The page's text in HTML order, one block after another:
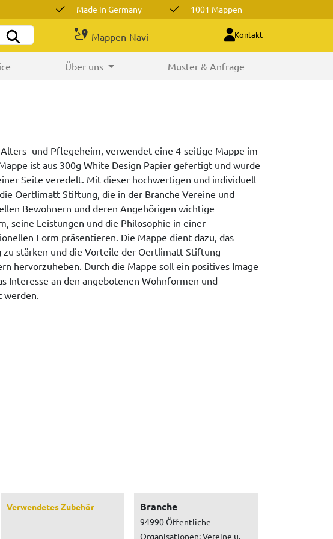
Made in Germany 1001 Mappen
Mappen-Navi Kontakt
Über uns Muster & Anfrage
und Pflegeheim, verwendet eine 4-seitige Mappe im
ist aus 300g White Design Papier gefertigt und wurde
Seite veredelt. Mit dieser hochwertigen und individuell
Oertlimatt Stiftung, die in der Branche Vereine und
Bewohnern und deren Angehörigen wichtige
seine Leistungen und die Philosophie in einer
Form präsentieren. Die Mappe dient dazu, das
zu stärken und die Vorteile der Oertlimatt Stiftung
hervorzuheben. Durch die Mappe soll ein positives Image
Interesse an den angebotenen Wohnformen und
werden.
Verwendetes Zubehör Branche
94990 Öffentliche
Organisationen: Vereine u.